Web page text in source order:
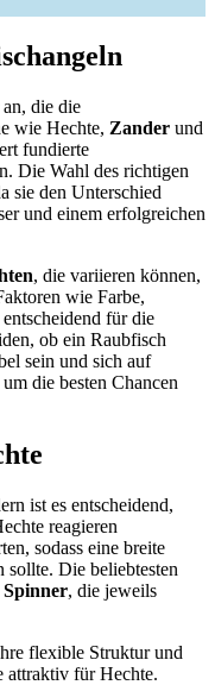
die die
wie Hechte, Zander und
fundierte
Die Wahl des richtigen
sie den Unterschied
und einem erfolgreichen
, die variieren können,
wie Farbe,
für die
ob ein Raubfisch
sein und sich auf
die besten Chancen
ist es entscheidend,
reagieren
sodass eine breite
sollte. Die beliebtesten
Spinner, die jeweils
flexible Struktur und
attraktiv für Hechte.